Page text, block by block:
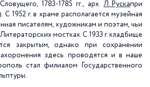
1783-1785 гг., арх. Л. Рускапри
). С 1952 г. в храме располагается музейная
писателям, художникам и поэтам, чьи
мостках. С 1933 г. кладбище
закрытым, однако при сохранении
здесь проводятся и в наше
стал филиалом Государственного